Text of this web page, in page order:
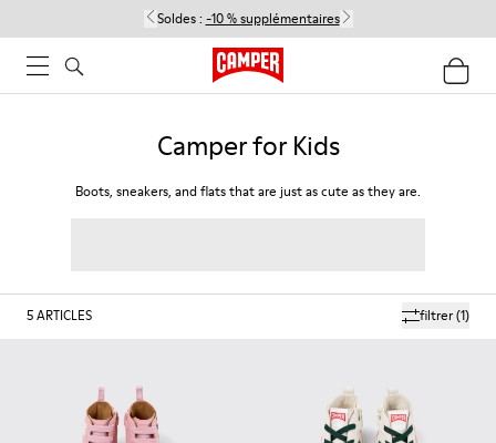
Soldes : -10 % supplémentaires
Camper for Kids
Boots, sneakers, and flats that are just as cute as they are.
filtrer(1)
5ARTICLES